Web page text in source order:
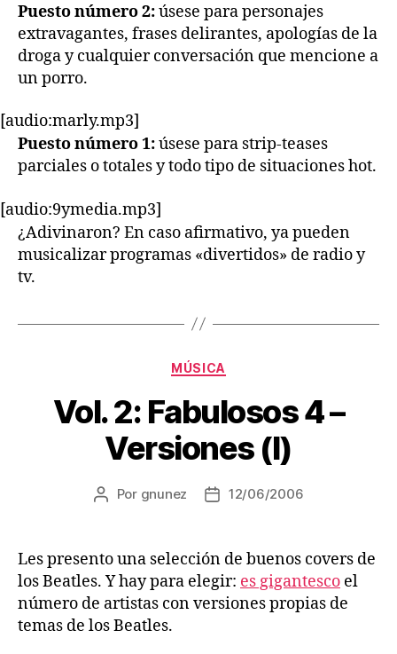
Puesto número 2:úsese para personajes
extravagantes, frases delirantes, apologías de la
droga y cualquier conversación que mencione a
un porro.
[audio:marly.mp3]
Puesto número 1:úsese para strip-teases
parciales o totales y todo tipo de situaciones hot.
[audio:9ymedia.mp3]
¿Adivinaron? En caso afirmativo, ya pueden
musicalizar programas «divertidos» de radio y
tv.
Categorías
MÚSICA
Vol. 2: Fabulosos 4 –
Versiones (I)
Autor
entrada
Por gnunez
Fecha
entrada
12/06/2006
Les presento una selección de buenos covers de
los Beatles. Y hay para elegir: es gigantesco el
número de artistas con versiones propias de
temas de los Beatles.